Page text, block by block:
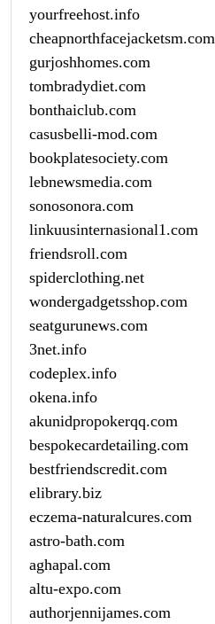
yourfreehost.info
cheapnorthfacejacketsm.com
gurjoshhomes.com
tombradydiet.com
bonthaiclub.com
casusbelli-mod.com
bookplatesociety.com
lebnewsmedia.com
sonosonora.com
linkuusinternasional1.com
friendsroll.com
spiderclothing.net
wondergadgetsshop.com
seatgurunews.com
3net.info
codeplex.info
okena.info
akunidpropokerqq.com
bespokecardetailing.com
bestfriendscredit.com
elibrary.biz
eczema-naturalcures.com
astro-bath.com
aghapal.com
altu-expo.com
authorjennijames.com